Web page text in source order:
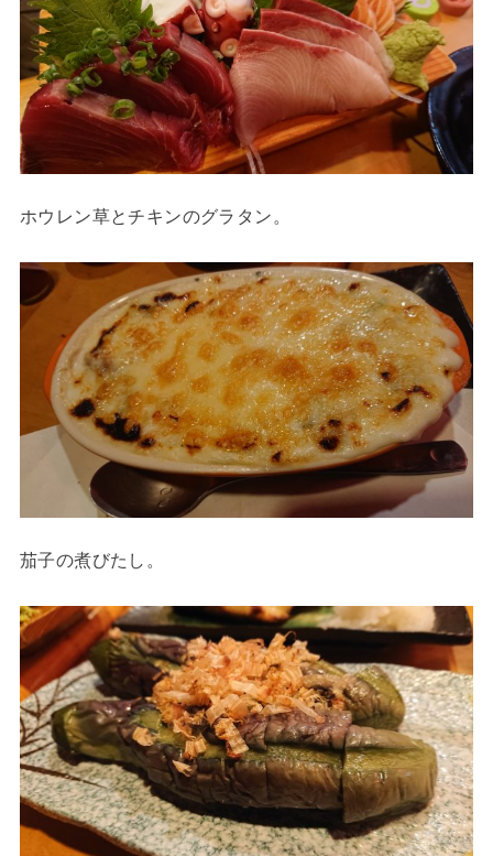
ホウレン草とチキンのグラタン。
茄子の煮びたし。